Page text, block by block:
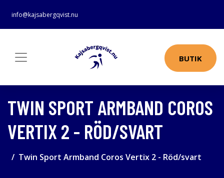
info@kajsabergqvist.nu
BUTIK
TWIN SPORT ARMBAND COROS
VERTIX 2 - RÖD/SVART
Twin Sport Armband Coros Vertix 2 - Röd/svart